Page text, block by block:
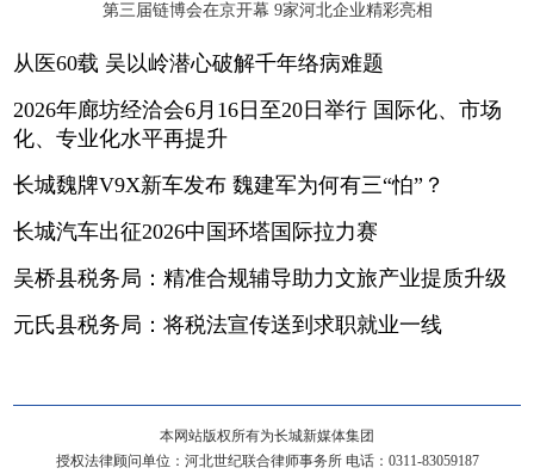
第三届链博会在京开幕 9家河北企业精彩亮相
从医60载 吴以岭潜心破解千年络病难题
2026年廊坊经洽会6月16日至20日举行 国际化、市场
化、专业化水平再提升
长城魏牌V9X新车发布 魏建军为何有三“怕”？
长城汽车出征2026中国环塔国际拉力赛
吴桥县税务局：精准合规辅导助力文旅产业提质升级
元氏县税务局：将税法宣传送到求职就业一线
本网站版权所有为长城新媒体集团
授权法律顾问单位：河北世纪联合律师事务所 电话：0311-83059187